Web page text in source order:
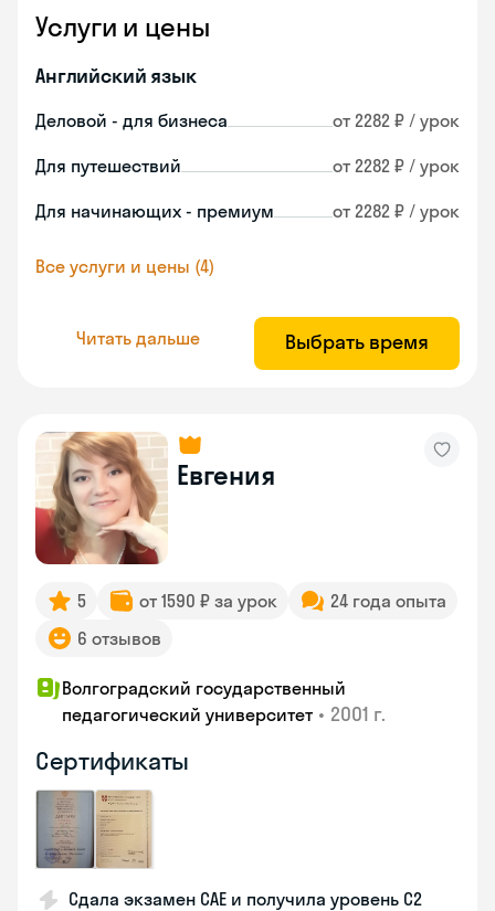
Услуги и цены
Английский язык
Деловой - для бизнеса от 2282 ₽ / урок
Для путешествий от 2282 ₽ / урок
Для начинающих - премиум от 2282 ₽ / урок
Все услуги и цены (4)
Читать дальше Выбрать время
Евгения
5 от 1590 ₽ за урок
24 года опыта
6 отзывов
Волгоградский государственный
педагогический университет • 2001 г.
Сертификаты
Сдала экзамен CAE и получила уровень С2